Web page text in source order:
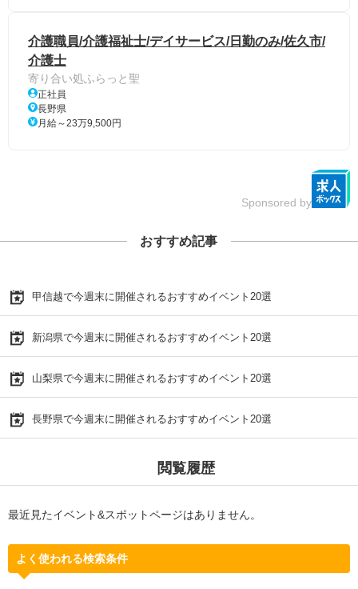
介護職員/介護福祉士/デイサービス/日勤のみ/佐久市/
介護士
寄り合い処ふらっと聖
正社員
長野県
月給～23万9,500円
Sponsored by
おすすめ記事
甲信越で今週末に開催されるおすすめイベント20選
新潟県で今週末に開催されるおすすめイベント20選
山梨県で今週末に開催されるおすすめイベント20選
長野県で今週末に開催されるおすすめイベント20選
閲覧履歴
最近見たイベント&スポットページはありません。
よく使われる検索条件